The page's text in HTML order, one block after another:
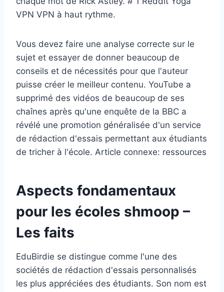
VPN VPN à haut rythme.
Vous devez faire une analyse correcte sur le
sujet et essayer de donner beaucoup de
conseils et de nécessités pour que l'auteur
puisse créer le meilleur contenu. YouTube a
supprimé des vidéos de beaucoup de ses
chaînes après qu'une enquête de la BBC a
révélé une promotion généralisée d'un service
de rédaction d'essais permettant aux étudiants
de tricher à l'école. Article connexe: ressources
Aspects fondamentaux
pour les écoles shmoop –
Les faits
EduBirdie se distingue comme l'une des
sociétés de rédaction d'essais personnalisés
les plus appréciées des étudiants. Son nom est